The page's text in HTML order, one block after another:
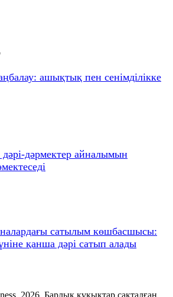
ашықтық пен сенімділікке
дәрмектер айналымын
сатылым көшбасшысы:
қанша дәрі сатып алады